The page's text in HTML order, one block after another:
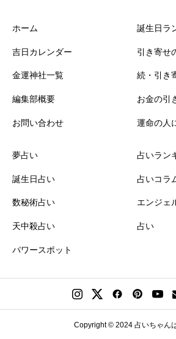
ホーム
吉日カレンダー
金運神社一覧
編集部概要
お問い合わせ
誕生日ラ
引き寄せ
続・引き
お金の引
運命の人
夢占い
誕生日占い
数秘術占い
天中殺占い
パワースポット
占いラン
占いコラ
エンジェ
占い
Copyright © 2024 占いちゃん